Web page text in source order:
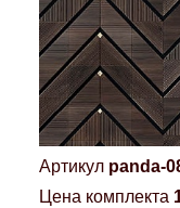
Артикул panda-
Цена комплекта